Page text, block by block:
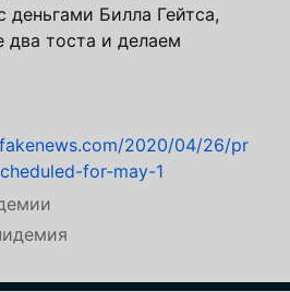
деньгами Билла Гейтса,
тоста и делаем
2020/04/26/pr
for-may-1